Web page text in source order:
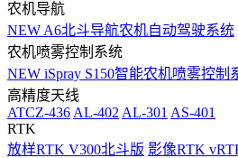
农机导航
NEW A6北斗导航农机自动驾驶系统
农机喷雾控制系统
NEW iSpray S150智能农机喷雾控制
高精度天线
ATCZ-436 AL-402 AL-301 AS-401
RTK
放样RTK V300北斗版 影像RTK